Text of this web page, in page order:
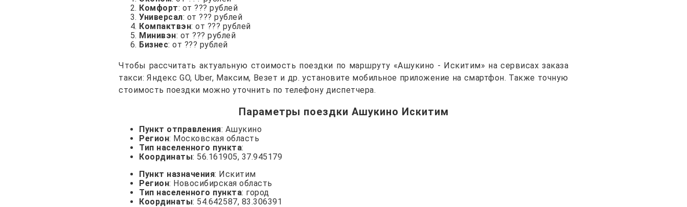
Комфорт: от ??? рублей
Универсал: от ??? рублей
Компактвэн: от ??? рублей
Минивэн: от ??? рублей
Бизнес: от ??? рублей
Чтобы рассчитать актуальную стоимость поездки по маршруту «Ашукино - Искитим» на сервисах заказа
такси: Яндекс GO, Uber, Максим, Везет и др. установите мобильное приложение на смартфон. Также точную
стоимость поездки можно уточнить по телефону диспетчера.
Параметры поездки Ашукино Искитим
Пункт отправления: Ашукино
Регион: Московская область
Тип населенного пункта:
Координаты: 56.161905, 37.945179
Пункт назначения: Искитим
Регион: Новосибирская область
Тип населенного пункта: город
Координаты: 54.642587, 83.306391